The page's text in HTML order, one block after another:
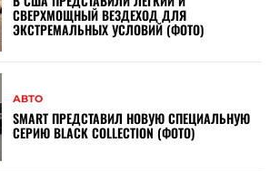
СВЕРХМОЩНЫЙ ВЕЗДЕХОД ДЛЯ
ЭКСТРЕМАЛЬНЫХ УСЛОВИЙ (ФОТО)
АВТО
SMART ПРЕДСТАВИЛ НОВУЮ СПЕЦИАЛЬНУЮ
СЕРИЮ BLACK COLLECTION (ФОТО)